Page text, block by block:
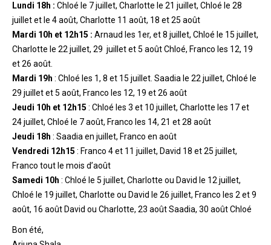
Lundi 18h : Chloé le 7 juillet, Charlotte le 21 juillet, Chloé le 28
juillet et le 4 août, Charlotte 11 août, 18 et 25 août
Mardi 10h et 12h15 : Arnaud les 1er, et 8 juillet, Chloé le 15 juillet,
Charlotte le 22 juillet, 29 juillet et 5 août Chloé, Franco les 12, 19
et 26 août.
Mardi 19h : Chloé les 1, 8 et 15 juillet. Saadia le 22 juillet, Chloé le
29 juillet et 5 août, Franco les 12, 19 et 26 août
Jeudi 10h et 12h15 : Chloé les 3 et 10 juillet, Charlotte les 17 et
24 juillet, Chloé le 7 août, Franco les 14, 21 et 28 août
Jeudi 18h : Saadia en juillet, Franco en août
Vendredi 12h15 : Franco 4 et 11 juillet, David 18 et 25 juillet,
Franco tout le mois d’août
Samedi 10h : Chloé le 5 juillet, Charlotte ou David le 12 juillet,
Chloé le 19 juillet, Charlotte ou David le 26 juillet, Franco les 2 et 9
août, 16 août David ou Charlotte, 23 août Saadia, 30 août Chloé
Bon été,